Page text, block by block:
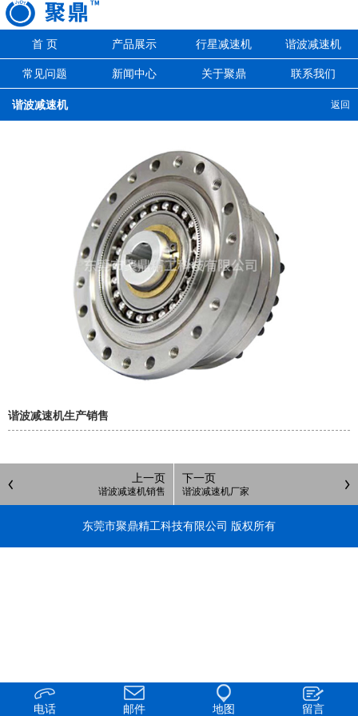
首 页 产品展示 行星减速机 谐波减速机
常见问题 新闻中心 关于聚鼎 联系我们
返回
谐波减速机
谐波减速机生产销售
上一页
谐波减速机销售
下一页
谐波减速机厂家
东莞市聚鼎精工科技有限公司 版权所有
电话 邮件 地图 留言